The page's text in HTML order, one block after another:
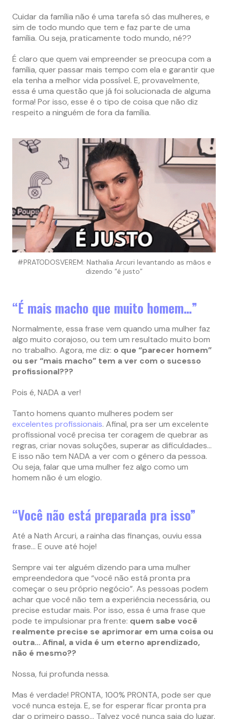
Cuidar da família não é uma tarefa só das mulheres, e
sim de todo mundo que tem e faz parte de uma
família. Ou seja, praticamente todo mundo, né??
É claro que quem vai empreender se preocupa com a
família, quer passar mais tempo com ela e garantir que
ela tenha a melhor vida possível. E, provavelmente,
essa é uma questão que já foi solucionada de alguma
forma! Por isso, esse é o tipo de coisa que não diz
respeito a ninguém de fora da família.
#PRATODOSVEREM: Nathalia Arcuri levantando as mãos e
dizendo “é justo”
“É mais macho que muito homem…”
Normalmente, essa frase vem quando uma mulher faz
algo muito corajoso, ou tem um resultado muito bom
no trabalho. Agora, me diz: o que “parecer homem”
ou ser “mais macho” tem a ver com o sucesso
profissional???
Pois é, NADA a ver!
Tanto homens quanto mulheres podem ser
excelentes profissionais. Afinal, pra ser um excelente
profissional você precisa ter coragem de quebrar as
regras, criar novas soluções, superar as dificuldades…
E isso não tem NADA a ver com o gênero da pessoa.
Ou seja, falar que uma mulher fez algo como um
homem não é um elogio.
“Você não está preparada pra isso”
Até a Nath Arcuri, a rainha das finanças, ouviu essa
frase… E ouve até hoje!
Sempre vai ter alguém dizendo para uma mulher
empreendedora que “você não está pronta pra
começar o seu próprio negócio”. As pessoas podem
achar que você não tem a experiência necessária, ou
precise estudar mais. Por isso, essa é uma frase que
pode te impulsionar pra frente: quem sabe você
realmente precise se aprimorar em uma coisa ou
outra… Afinal, a vida é um eterno aprendizado,
não é mesmo??
Nossa, fui profunda nessa.
Mas é verdade! PRONTA, 100% PRONTA, pode ser que
você nunca esteja. E, se for esperar ficar pronta pra
dar o primeiro passo… Talvez você nunca saia do lugar.